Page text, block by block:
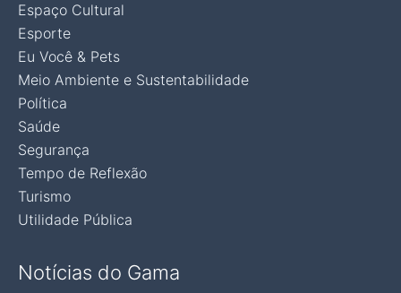
Espaço Cultural
Esporte
Eu Você & Pets
Meio Ambiente e Sustentabilidade
Política
Saúde
Segurança
Tempo de Reflexão
Turismo
Utilidade Pública
Notícias do Gama